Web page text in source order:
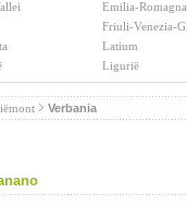
Emilia-Romagna
Friuli-Venezia-
Latium
Ligurië
Verbania